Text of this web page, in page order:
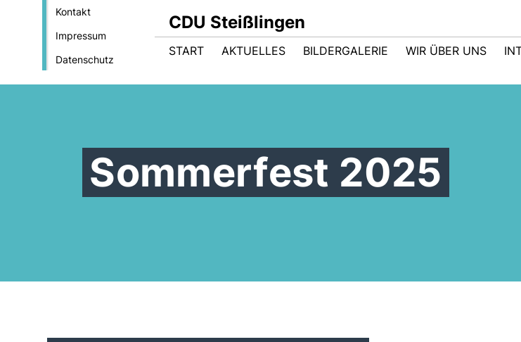
Kontakt
Impressum
Datenschutz
CDU Steißlingen
START AKTUELLES BILDERGALERIE WIR ÜBER UNS
Sommerfest 2025